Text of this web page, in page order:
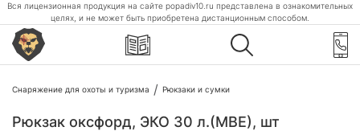
Вся лицензионная продукция на сайте popadiv10.ru представлена в ознакомительных
целях, и не может быть приобретена дистанционным способом.
Снаряжение для охоты и туризма Рюкзаки и сумки
Рюкзак оксфорд, ЭКО 30 л.(МВЕ), шт